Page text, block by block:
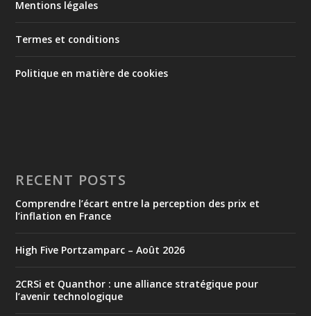
Mentions légales
Termes et conditions
Politique en matière de cookies
RECENT POSTS
Comprendre l’écart entre la perception des prix et
l’inflation en France
High Five Portzamparc – Août 2026
2CRSi et Quanthor : une alliance stratégique pour
l’avenir technologique